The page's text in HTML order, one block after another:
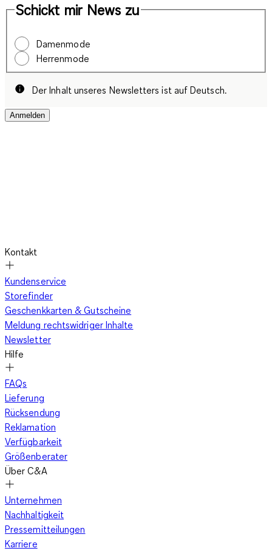
Schickt mir News zu
Damenmode
Herrenmode
Der Inhalt unseres Newsletters ist auf Deutsch.
Anmelden
Kontakt
Kundenservice
Storefinder
Geschenkkarten & Gutscheine
Meldung rechtswidriger Inhalte
Newsletter
Hilfe
FAQs
Lieferung
Rücksendung
Reklamation
Verfügbarkeit
Größenberater
Über C&A
Unternehmen
Nachhaltigkeit
Pressemitteilungen
Karriere